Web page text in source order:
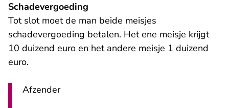
Schadevergoeding
Tot slot moet de man beide meisjes
schadevergoeding betalen. Het ene meisje krijgt
10 duizend euro en het andere meisje 1 duizend
euro.
Afzender